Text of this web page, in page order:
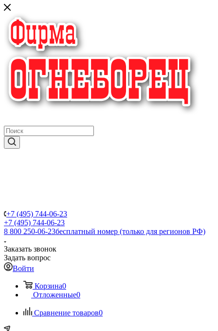
+7 (495) 744-06-23
+7 (495) 744-06-23
8 800 250-06-23бесплатный номер (только для регионов РФ)
Заказать звонок
Задать вопрос
Войти
Корзина0
Отложенные0
Сравнение товаров0